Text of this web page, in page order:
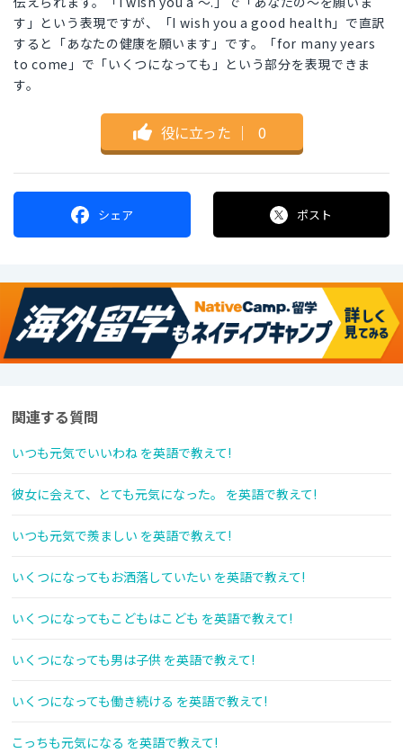
す」という表現ですが、「I wish you a good health」で直訳
すると「あなたの健康を願います」です。「for many years
to come」で「いくつになっても」という部分を表現できま
す。
役に立った ｜ 0
シェア ポスト
関連する質問
いつも元気でいいわね を英語で教えて!
彼女に会えて、とても元気になった。 を英語で教えて!
いつも元気で羨ましい を英語で教えて!
いくつになってもお洒落していたい を英語で教えて!
いくつになってもこどもはこども を英語で教えて!
いくつになっても男は子供 を英語で教えて!
いくつになっても働き続ける を英語で教えて!
こっちも元気になる を英語で教えて!